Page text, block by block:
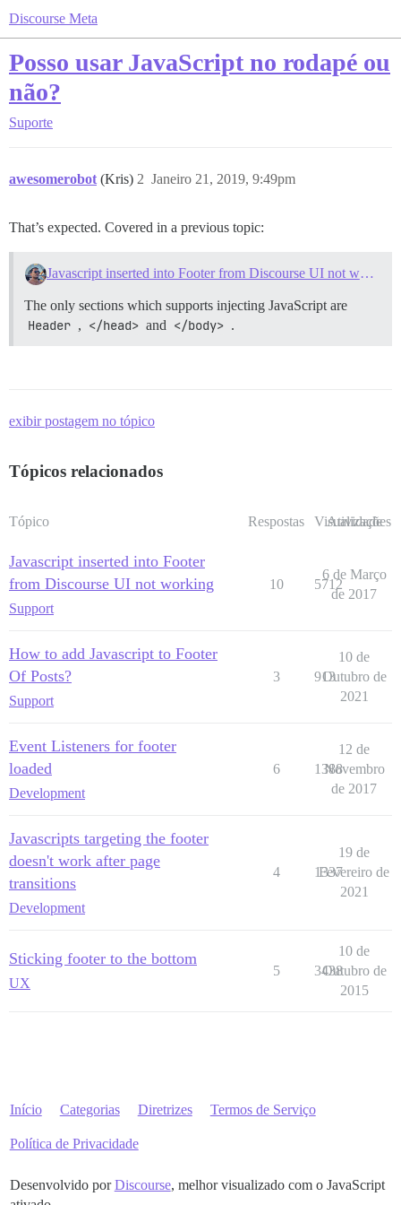
Discourse Meta
Posso usar JavaScript no rodapé ou
não?
Suporte
awesomerobot (Kris) Janeiro 21, 2019, 9:49pm
2
That’s expected. Covered in a previous topic:
Javascript inserted into Footer from Discourse UI not working
The only sections which supports injecting JavaScript are
Header , </head> and </body> .
exibir postagem no tópico
Tópicos relacionados
Tópico Respostas Visualizações
Atividade
Javascript inserted into Footer
from Discourse UI not working
Support
10 5712
6 de Março
de 2017
How to add Javascript to Footer
Of Posts?
Support
3 913
10 de
Outubro de
2021
Event Listeners for footer
loaded
Development
6 1388
12 de
Novembro
de 2017
Javascripts targeting the footer
doesn't work after page
transitions
Development
4 1337
19 de
Fevereiro de
2021
Sticking footer to the bottom
UX
5 3438
10 de
Outubro de
2015
Início Categorias Diretrizes Termos de Serviço
Política de Privacidade
Desenvolvido porDiscourse, melhor visualizado com o JavaScript